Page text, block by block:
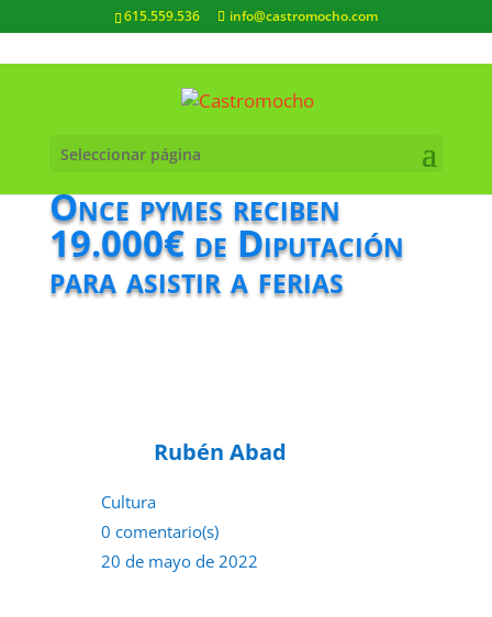
615.559.536 info@castromocho.com
Seleccionar página
Once pymes reciben
19.000€ de Diputación
para asistir a ferias
Rubén Abad
Cultura
0 comentario(s)
20 de mayo de 2022